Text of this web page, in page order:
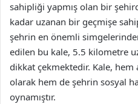
sahipliği yapmış olan bir
kadar uzanan bir geçmişe
şehrin en önemli
edilen bu kale, 5.5 kilometre
dikkat çekmektedir. Kale, hem
olarak hem de şehrin sosyal
oynamıştır.